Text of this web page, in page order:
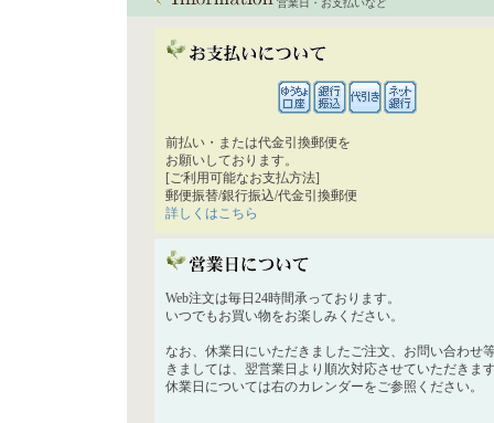
営業日・お支払いなど
前払い・または代金引換郵便を
お願いしております。
[ご利用可能なお支払方法]
郵便振替/銀行振込/代金引換郵便
詳しくはこちら
Web注文は毎日24時間承っております。
いつでもお買い物をお楽しみください。
なお、休業日にいただきましたご注文、お問い合わせ
きましては、翌営業日より順次対応させていただきま
休業日については右のカレンダーをご参照ください。